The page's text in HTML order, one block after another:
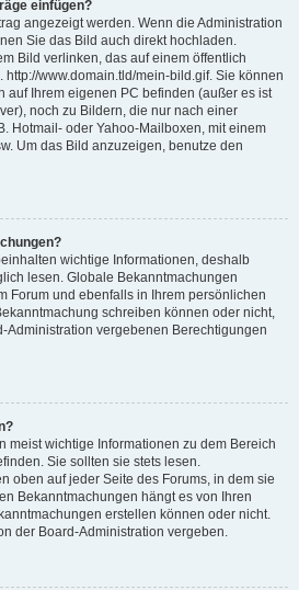
einfügen?
angezeigt werden. Wenn die Administration
Sie das Bild auch direkt hochladen.
Bild verlinken, das auf einem öffentlich
www.domain.tld/mein-bild.gif. Sie können
auf Ihrem eigenen PC befinden (außer es ist
noch zu Bildern, die nur nach einer
Hotmail- oder Yahoo-Mailboxen, mit einem
Um das Bild anzuzeigen, benutze den
wichtige Informationen, deshalb
lesen. Globale Bekanntmachungen
Forum und ebenfalls in Ihrem persönlichen
schreiben können oder nicht,
Administration vergebenen Berechtigungen
meist wichtige Informationen zu dem Bereich
Sie sollten sie stets lesen.
oben auf jeder Seite des Forums, in dem sie
Bekanntmachungen hängt es von Ihren
erstellen können oder nicht.
der Board-Administration vergeben.